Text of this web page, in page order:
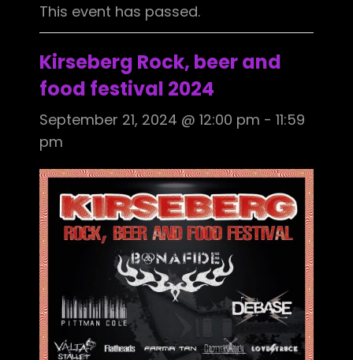
This event has passed.
Kirseberg Rock, beer and
food festival 2024
September 21, 2024 @ 12:00 pm - 11:59
pm